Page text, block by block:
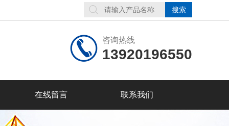
咨询热线
13920196550
在线留言 联系我们